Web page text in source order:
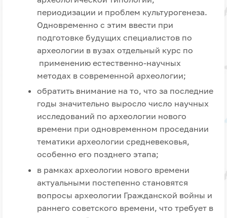
периодизации и проблем культурогенеза.
Одновременно с этим ввести при
подготовке будущих специалистов по
археологии в вузах отдельный курс по
применению естественно-научных
методах в современной археологии;
обратить внимание на то, что за последние
годы значительно выросло число научных
исследований по археологии нового
времени при одновременном проседании
тематики археологии средневековья,
особенно его позднего этапа;
в рамках археологии нового времени
актуальными постепенно становятся
вопросы археологии Гражданской войны и
раннего советского времени, что требует в